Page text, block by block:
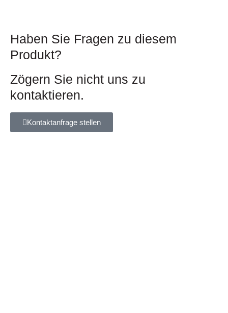
Haben Sie Fragen zu diesem
Produkt?
Zögern Sie nicht uns zu
kontaktieren.
Kontaktanfrage stellen